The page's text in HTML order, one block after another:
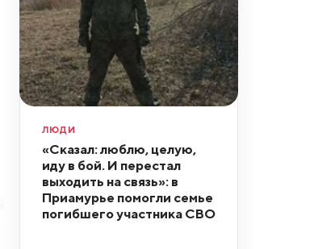
ЛЮДИ
«Сказал: люблю, целую,
иду в бой. И перестал
выходить на связь»: в
Приамурье помогли семье
погибшего участника СВО